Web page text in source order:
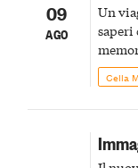
09
AGO
Un
saperi
Cella